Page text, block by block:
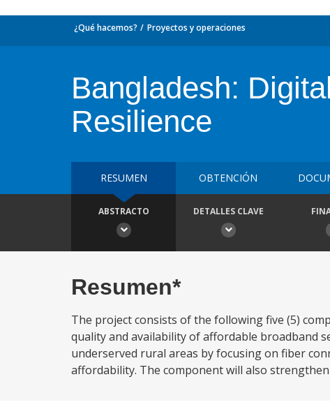
¿Qué hacemos? Proyectos y operaciones
Bangladesh:
Resilience
RESUMEN OBTENCIÓN
ABSTRACTO DETALLES CLAVE
Resumen*
The project consists of the following five (5)
quality and availability of affordable broadband
underserved rural areas by focusing on fiber
affordability. The component will also